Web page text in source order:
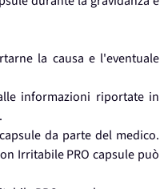
la causa e l'eventuale
informazioni riportate in
da parte del medico.
Irritabile PRO capsule può